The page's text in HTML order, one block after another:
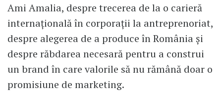
Ami Amalia, despre trecerea de la o carieră
internațională în corporații la antreprenoriat,
despre alegerea de a produce în România și
despre răbdarea necesară pentru a construi
un brand în care valorile să nu rămână doar o
promisiune de marketing.